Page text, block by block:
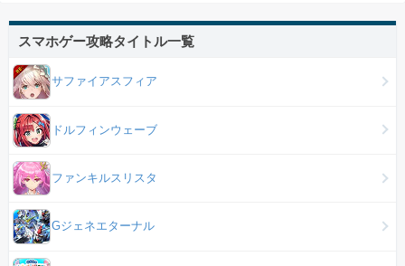
スマホゲー攻略タイトル一覧
サファイアスフィア
ドルフィンウェーブ
ファンキルスリスタ
Gジェネエターナル